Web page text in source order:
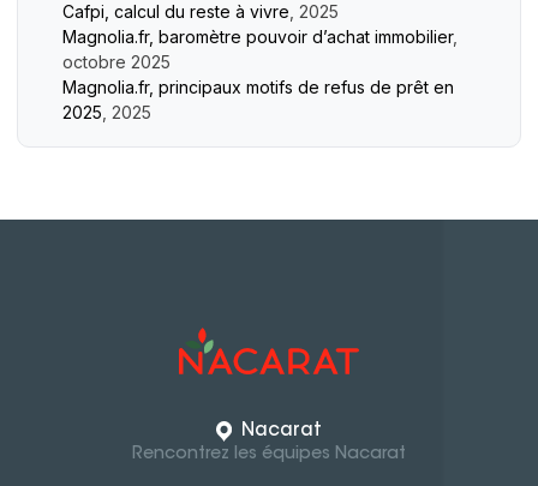
Cafpi, calcul du reste à vivre , 2025
Magnolia.fr, baromètre pouvoir d’achat immobilier,
octobre 2025
Magnolia.fr, principaux motifs de refus de prêt en
2025 , 2025
Nacarat
Rencontrez les équipes Nacarat